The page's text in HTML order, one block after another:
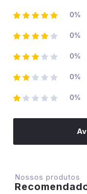
0%
0%
0%
0%
0%
Nossos produtos